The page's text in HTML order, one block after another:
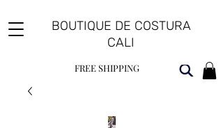
BOUTIQUE DE COSTURA
CALI
FREE SHIPPING